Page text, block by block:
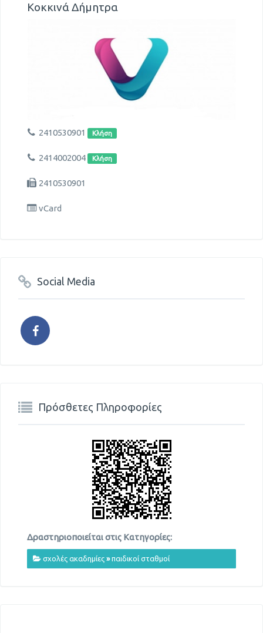
Κοκκινά Δήμητρα
2410530901 Κλήση
2414002004 Κλήση
2410530901
vCard
Social Media
Πρόσθετες Πληροφορίες
Δραστηριοποιείται στις Κατηγορίες:
σχολές ακαδημίες »παιδικοί σταθμοί